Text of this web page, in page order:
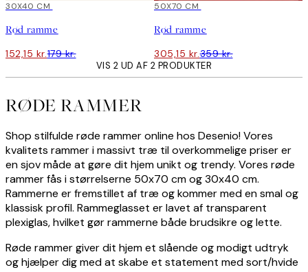
15%*
30X40 CM
Rød ramme
152,15 kr.179 kr.
15%*
50X70 CM
Rød ramme
305,15 kr.359 kr.
VIS 2 UD AF 2 PRODUKTER
RØDE RAMMER
Shop stilfulde røde rammer online hos Desenio! Vores
kvalitets rammer i massivt træ til overkommelige priser er
en sjov måde at gøre dit hjem unikt og trendy. Vores røde
rammer fås i størrelserne 50x70 cm og 30x40 cm.
Rammerne er fremstillet af træ og kommer med en smal og
klassisk profil. Rammeglasset er lavet af transparent
plexiglas, hvilket gør rammerne både brudsikre og lette.
Røde rammer giver dit hjem et slående og modigt udtryk
og hjælper dig med at skabe et statement med sort/hvide